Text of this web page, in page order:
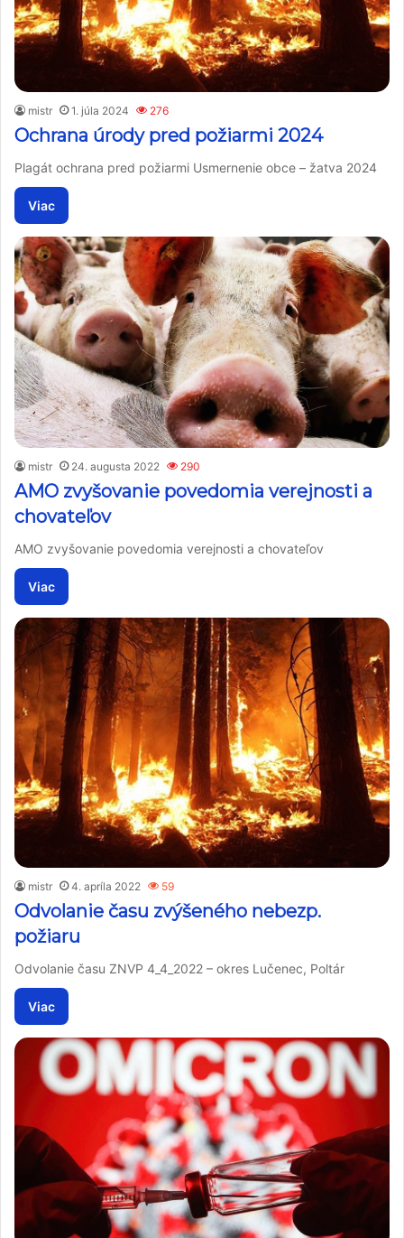
mistr 1. júla 2024 276
Ochrana úrody pred požiarmi 2024
Plagát ochrana pred požiarmi Usmernenie obce – žatva 2024
Viac
mistr 24. augusta 2022 290
AMO zvyšovanie povedomia verejnosti a
chovateľov
AMO zvyšovanie povedomia verejnosti a chovateľov
Viac
mistr 4. apríla 2022 59
Odvolanie času zvýšeného nebezp.
požiaru
Odvolanie času ZNVP 4_4_2022 – okres Lučenec, Poltár
Viac